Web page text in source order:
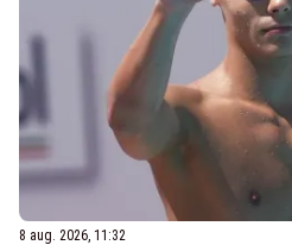
8 aug. 2026, 11:32